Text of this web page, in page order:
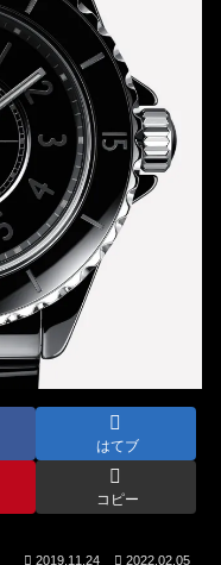
はてブ
コピー
2019.11.24 2022.02.05